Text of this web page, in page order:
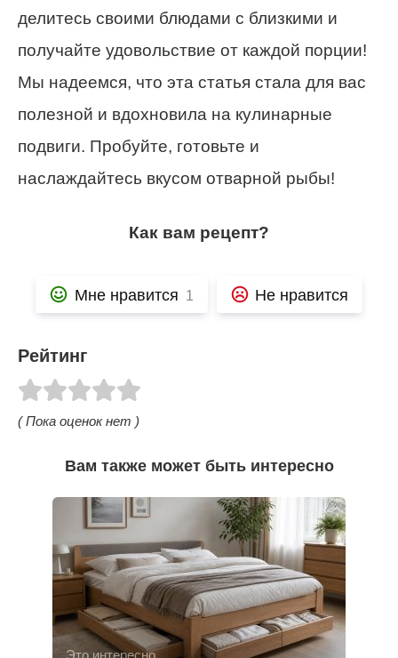
делитесь своими блюдами с близкими и
получайте удовольствие от каждой порции!
Мы надеемся, что эта статья стала для вас
полезной и вдохновила на кулинарные
подвиги. Пробуйте, готовьте и
наслаждайтесь вкусом отварной рыбы!
Как вам рецепт?
Мне нравится 1 Не нравится
Рейтинг
( Пока оценок нет )
Вам также может быть интересно
Это интересно